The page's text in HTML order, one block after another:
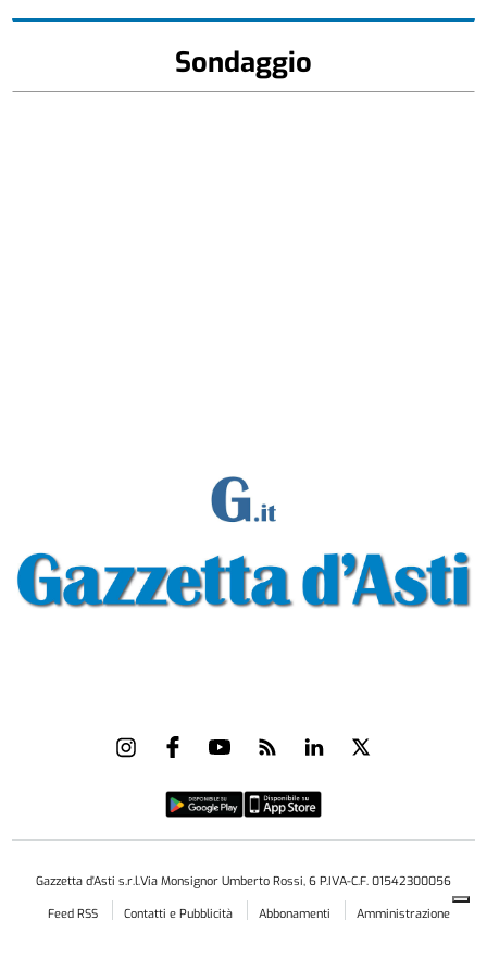
Sondaggio
Gazzetta d'Asti s.r.l.Via Monsignor Umberto Rossi, 6 P.IVA-C.F. 01542300056
Feed RSS
Contatti e Pubblicità Abbonamenti
Amministrazione